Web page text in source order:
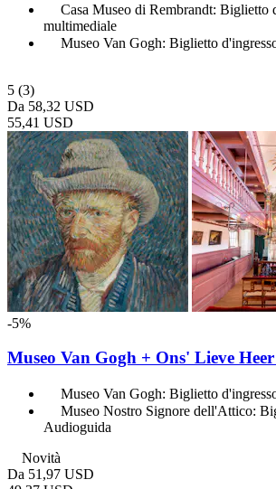
Casa Museo di Rembrandt: Biglietto
multimediale
Museo Van Gogh: Biglietto
5 (3)
Da 58,32 USD
55,41 USD
-5%
Museo Van Gogh + Ons' Lieve
Museo Van Gogh: Biglietto
Museo Nostro Signore dell'Attico:
Audioguida
Novità
Da 51,97 USD